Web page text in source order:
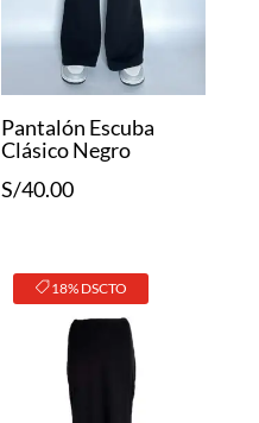
Pantalón Escuba
Clásico Negro
S/40.00
18% DSCTO